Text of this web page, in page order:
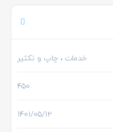
خدمات ، چاپ و تکثیر
450
1401/05/12